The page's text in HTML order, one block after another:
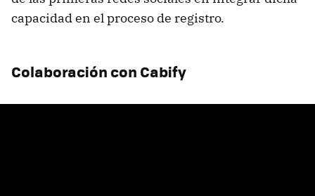
capacidad en el proceso de registro.
Colaboración con Cabify